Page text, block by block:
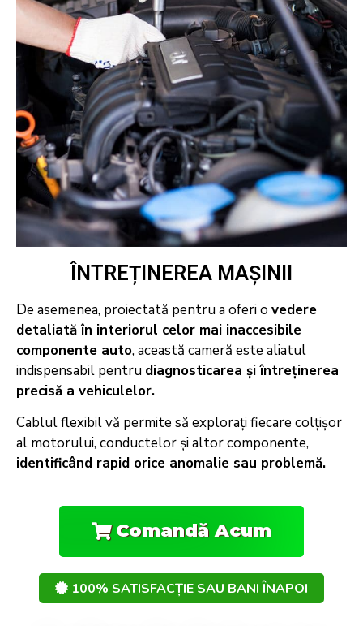
ÎNTREȚINEREA MAȘINII
De asemenea, proiectată pentru a oferi o vedere
detaliată în interiorul celor mai inaccesibile
componente auto, această cameră este aliatul
indispensabil pentru diagnosticarea și întreținerea
precisă a vehiculelor.
Cablul flexibil vă permite să explorați fiecare colțișor
al motorului, conductelor și altor componente,
identificând rapid orice anomalie sau problemă.
Comandă Acum
100% SATISFACȚIE SAU BANI ÎNAPOI